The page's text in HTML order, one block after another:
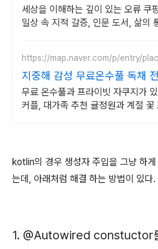
세상을 이해하는 깊이 있는 오류 쿠
일상 속 지적 갈증, 인문 도서, 삶의
https://map.naver.com/p/entry/
지중해 감성 무료온수풀 독채
공간
무료 온수풀과 프라이빗 자쿠지가
커플, 대가족 추천 귤정원과 계절 꽃
kotlin의 경우 생성자 주입을 그냥 하게
는데, 아래처럼 해결 하는 방법이 있다.
1. @Autowired constuctor